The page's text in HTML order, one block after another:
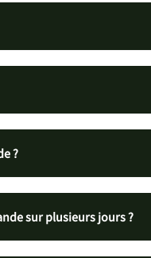
?
sur plusieurs jours ?